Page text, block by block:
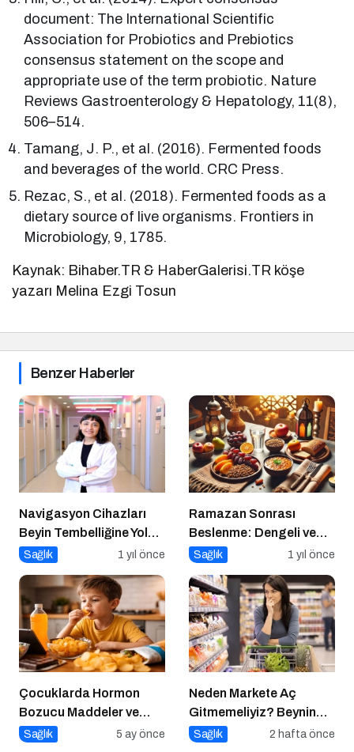
document: The International Scientific
Association for Probiotics and Prebiotics
consensus statement on the scope and
appropriate use of the term probiotic. Nature
Reviews Gastroenterology & Hepatology, 11(8),
506–514.
Tamang, J. P., et al. (2016). Fermented foods
and beverages of the world. CRC Press.
Rezac, S., et al. (2018). Fermented foods as a
dietary source of live organisms. Frontiers in
Microbiology, 9, 1785.
Kaynak: Bihaber.TR & HaberGalerisi.TR köşe
yazarı Melina Ezgi Tosun
Benzer Haberler
Navigasyon Cihazları
Beyin Tembelliğine Yol
Açıyor mu?
Sağlık 1 yıl önce
Ramazan Sonrası
Beslenme: Dengeli ve
Sağlıklı Bir Geçiş İçin
Sağlık 1 yıl önce
Çocuklarda Hormon
Bozucu Maddeler ve
Paketli Gıdalar
Sağlık 5 ay önce
Neden Markete Aç
Gitmemeliyiz? Beynin
Satın Alma Psikolojisi
Sağlık 2 hafta önce